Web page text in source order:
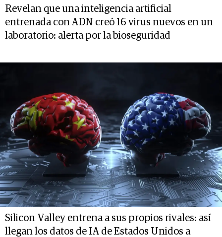
Revelan que una inteligencia artificial
entrenada con ADN creó 16 virus nuevos en un
laboratorio: alerta por la bioseguridad
Silicon Valley entrena a sus propios rivales: así
llegan los datos de IA de Estados Unidos a